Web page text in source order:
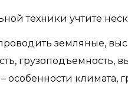
техники учтите
земляные,
грузоподъемность,
особенности климата,